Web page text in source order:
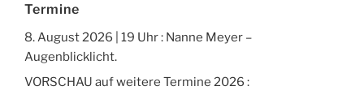
Termine
8. August 2026 | 19 Uhr : Nanne Meyer –
Augenblicklicht.
VORSCHAU auf weitere Termine 2026 :